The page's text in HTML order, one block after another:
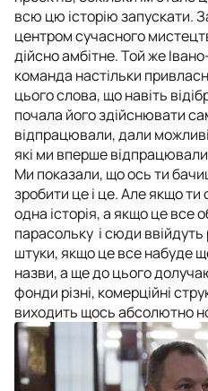
всю цю історію запускати.
центром сучасного
дійсно амбітне. Той же
команда настільки
цього слова, що навіть
почала його здійснювати
відпрацювали, дали
які ми вперше
Ми показали, що ось ти
зробити це і це. Але якщо
одна історія, а якщо це все
парасольку і сюди ввійдуть
штуки, якщо це все набуде
назви, а ще до цього
фонди різні, комерційні
виходить щось абсолютно